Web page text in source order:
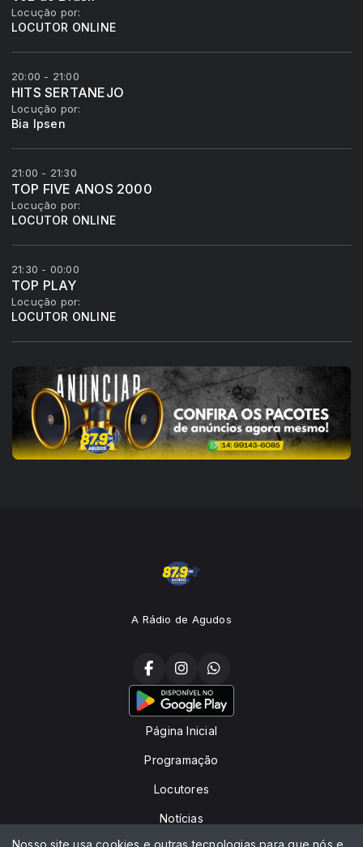
Locução por:
LOCUTOR ONLINE
20:00 - 21:00
HITS SERTANEJO
Locução por:
Bia Ipsen
21:00 - 21:30
TOP FIVE ANOS 2000
Locução por:
LOCUTOR ONLINE
21:30 - 00:00
TOP PLAY
Locução por:
LOCUTOR ONLINE
A Rádio de Agudos
Página Inicial
Programação
Locutores
Notícias
Nosso site usa cookies e outras tecnologias para que nós e